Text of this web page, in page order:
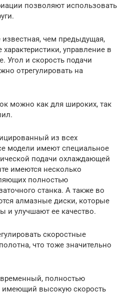
позволяют использовать
известная, чем предыдущая,
управление в
Угол и скорость подачи
отрегулировать на
можно как для широких, так
из всех
модели имеют специальное
подачи охлаждающей
имеются несколько
полностью
станка. А также во
алмазные диски, которые
и улучшают ее качество.
скоростные
что тоже значительно
полностью
имеющий высокую скорость